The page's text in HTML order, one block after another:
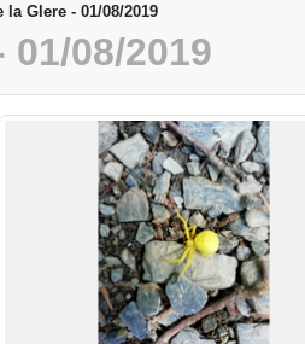
la Glere - 01/08/2019
01/08/2019